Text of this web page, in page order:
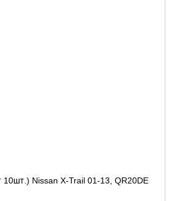
10шт.) Nissan X-Trail 01-13, QR20DE